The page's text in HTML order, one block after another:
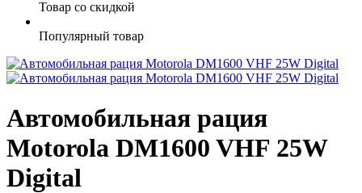
Товар со скидкой
Популярный товар
Автомобильная рация
Motorola DM1600 VHF 25W
Digital